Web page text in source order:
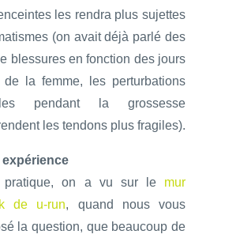
les rendra plus sujettes
(on avait déjà parlé des
blessures en fonction des jours
la femme, les perturbations
pendant la grossesse
les tendons plus fragiles).
expérience
pratique, on a vu sur le mur
de u-run, quand nous vous
la question, que beaucoup de